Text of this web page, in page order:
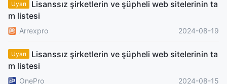
Hong Kong Pazar Yapıcılık (MM) İptal Edilmiş
Uyarı
Lisanssız şirketlerin ve şüpheli web sitelerinin ta
m listesi
Arrexpro 2024-08-19
Uyarı
Lisanssız şirketlerin ve şüpheli web sitelerinin ta
m listesi
OnePro 2024-08-15